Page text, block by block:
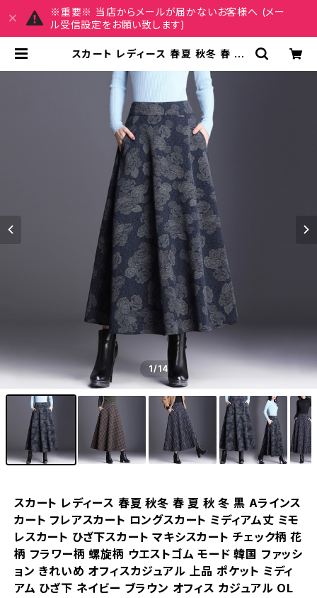
※重要※ 当店からメールが届かないお客様へ (メー
ル受信設定をお願い致します)
スカート レディース 春夏 秋冬 春 夏
ート ロングスカート ミディアム丈 ミ
モレスカート ひざ下スカート マキシス
カート チェック柄 花柄 フラワー柄 螺
旋柄 ウエストゴム モード 韓国 ファッ
ション きれいめ オフィスカジュアル
上品 ポケット ミディアム ひざ下 ネイ
ビー ブラウン オフィス カジュアル O
L 上品 大人 10代 20代 30代 40代
C-SAW0027 | MY CHARM マイ
チャーム ワンピース スカート レディ
ースファッション 通販
1/14
スカート レディース 春夏 秋冬 春 夏 秋 冬 黒 Aラインス
カート フレアスカート ロングスカート ミディアム丈 ミモ
レスカート ひざ下スカート マキシスカート チェック柄 花
柄 フラワー柄 螺旋柄 ウエストゴム モード 韓国 ファッシ
ョン きれいめ オフィスカジュアル 上品 ポケット ミディ
アム ひざ下 ネイビー ブラウン オフィス カジュアル OL